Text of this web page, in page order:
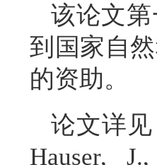
该论文
到国家自
的资助。
论文详
Hauser,